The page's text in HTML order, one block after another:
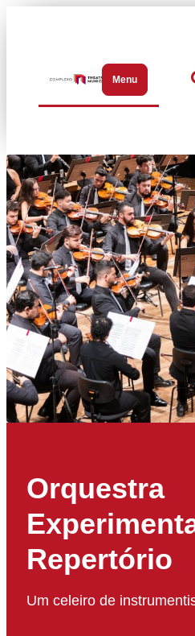
MenuAbrir menu de
Orquestra
Repertório
Um celeiro de